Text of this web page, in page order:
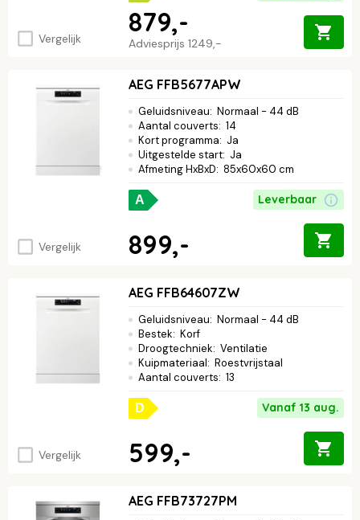
Vergelijk Adviesprijs 1249,-
879,-
Vergelijk
AEG FFB5677APW
Geluidsniveau: Normaal - 44 dB
Aantal couverts: 14
Kort programma: Ja
Uitgestelde start: Ja
Afmeting HxBxD: 85x60x60 cm
A Leverbaar
899,-
Vergelijk
AEG FFB64607ZW
Geluidsniveau: Normaal - 44 dB
Bestek: Korf
Droogtechniek: Ventilatie
Kuipmateriaal: Roestvrijstaal
Aantal couverts: 13
D Vanaf 13 aug.
599,-
AEG FFB73727PM